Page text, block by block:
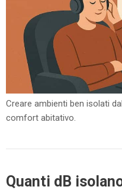
Creare ambienti ben isolati
comfort abitativo.
Quanti dB